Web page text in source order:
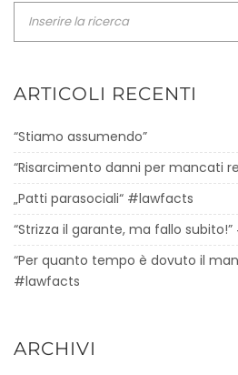
ARTICOLI RECENTI
“Stiamo assumendo”
“Risarcimento danni per mancati
„Patti parasociali“ #lawfacts
“Strizza il garante, ma fallo
“Per quanto tempo è dovuto il
#lawfacts
ARCHIVI